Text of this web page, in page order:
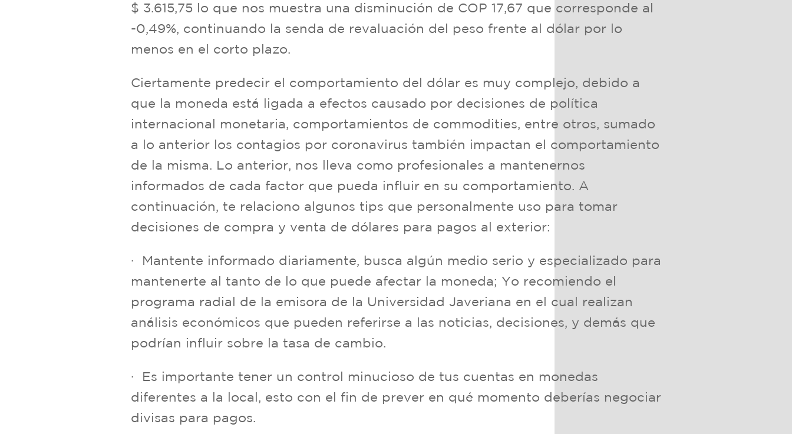
$ 3.615,75 lo que nos muestra una disminución de COP 17,67 que corresponde al
-0,49%, continuando la senda de revaluación del peso frente al dólar por lo
menos en el corto plazo.
Ciertamente predecir el comportamiento del dólar es muy complejo, debido a
que la moneda está ligada a efectos causado por decisiones de política
internacional monetaria, comportamientos de commodities, entre otros, sumado
a lo anterior los contagios por coronavirus también impactan el comportamiento
de la misma. Lo anterior, nos lleva como profesionales a mantenernos
informados de cada factor que pueda influir en su comportamiento. A
continuación, te relaciono algunos tips que personalmente uso para tomar
decisiones de compra y venta de dólares para pagos al exterior:
· Mantente informado diariamente, busca algún medio serio y especializado para
mantenerte al tanto de lo que puede afectar la moneda; Yo recomiendo el
programa radial de la emisora de la Universidad Javeriana en el cual realizan
análisis económicos que pueden referirse a las noticias, decisiones, y demás que
podrían influir sobre la tasa de cambio.
· Es importante tener un control minucioso de tus cuentas en monedas
diferentes a la local, esto con el fin de prever en qué momento deberías negociar
divisas para pagos.